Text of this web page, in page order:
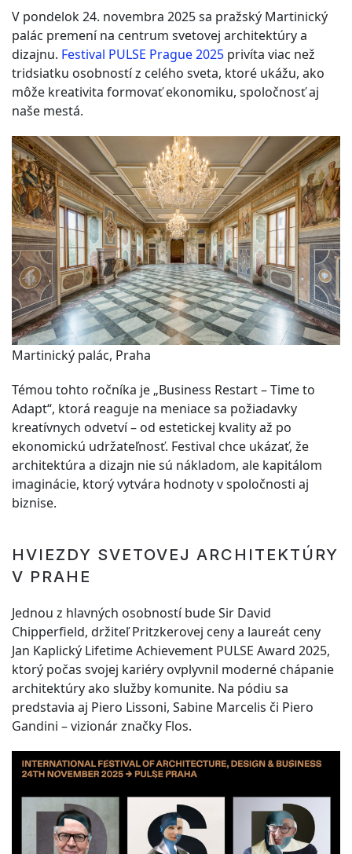
V pondelok 24. novembra 2025 sa pražský Martinický
palác premení na centrum svetovej architektúry a
dizajnu. Festival PULSE Prague 2025 privíta viac než
tridsiatku osobností z celého sveta, ktoré ukážu, ako
môže kreativita formovať ekonomiku, spoločnosť aj
naše mestá.
Martinický palác, Praha
Témou tohto ročníka je „Business Restart – Time to
Adapt“, ktorá reaguje na meniace sa požiadavky
kreatívnych odvetví – od estetickej kvality až po
ekonomickú udržateľnosť. Festival chce ukázať, že
architektúra a dizajn nie sú nákladom, ale kapitálom
imaginácie, ktorý vytvára hodnoty v spoločnosti aj
biznise.
HVIEZDY SVETOVEJ ARCHITEKTÚRY
V PRAHE
Jednou z hlavných osobností bude Sir David
Chipperfield, držiteľ Pritzkerovej ceny a laureát ceny
Jan Kaplický Lifetime Achievement PULSE Award 2025,
ktorý počas svojej kariéry ovplyvnil moderné chápanie
architektúry ako služby komunite. Na pódiu sa
predstavia aj Piero Lissoni, Sabine Marcelis či Piero
Gandini – vizionár značky Flos.